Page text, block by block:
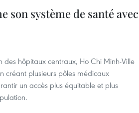
système de santé avec
hôpitaux centraux, Ho Chi Minh-Ville
créant plusieurs pôles médicaux
un accès plus équitable et plus